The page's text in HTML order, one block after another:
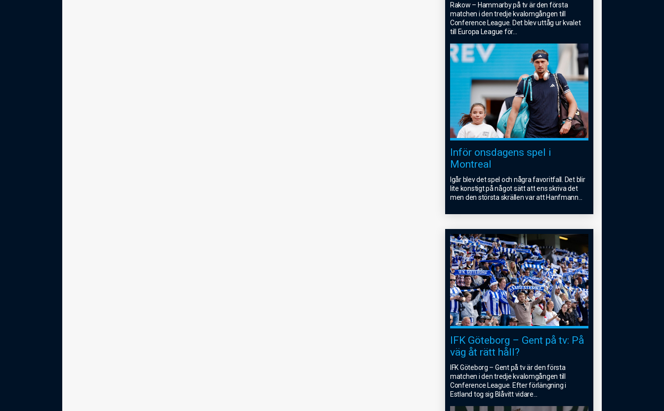
Rakow – Hammarby på tv är den första
matchen i den tredje kvalomgången till
Conference League. Det blev uttåg ur kvalet
till Europa League för...
Inför onsdagens spel i
Montreal
Igår blev det spel och några favoritfall. Det blir
lite konstigt på något sätt att ens skriva det
men den största skrällen var att Hanfmann
IFK Göteborg – Gent på tv: På
väg åt rätt håll?
IFK Göteborg – Gent på tv är den första
matchen i den tredje kvalomgången till
Conference League. Efter förlängning i
Estland tog sig Blåvitt vidare...